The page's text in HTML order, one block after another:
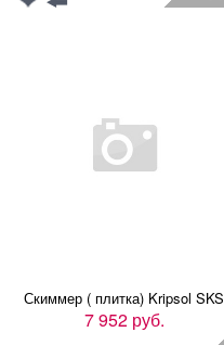
Скиммер ( плитка) Kripsol SKS
7 952 руб.